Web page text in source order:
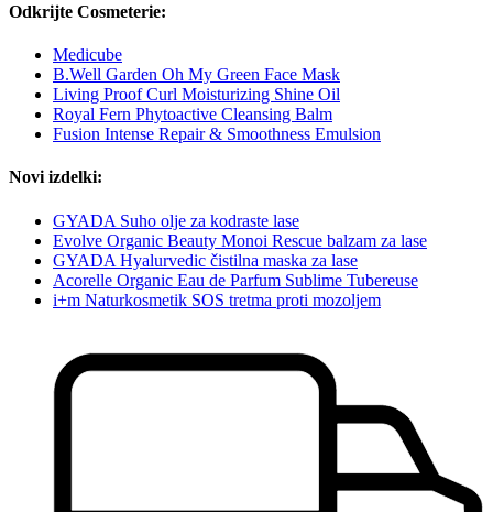
Odkrijte Cosmeterie:
Medicube
B.Well Garden Oh My Green Face Mask
Living Proof Curl Moisturizing Shine Oil
Royal Fern Phytoactive Cleansing Balm
Fusion Intense Repair & Smoothness Emulsion
Novi izdelki:
GYADA Suho olje za kodraste lase
Evolve Organic Beauty Monoi Rescue balzam za lase
GYADA Hyalurvedic čistilna maska za lase
Acorelle Organic Eau de Parfum Sublime Tubereuse
i+m Naturkosmetik SOS tretma proti mozoljem